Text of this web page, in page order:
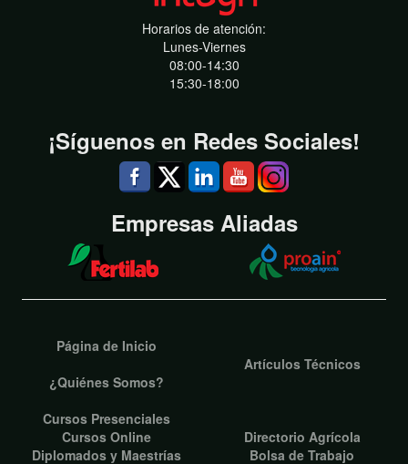
Horarios de atención:
Lunes-Viernes
08:00-14:30
15:30-18:00
¡Síguenos en Redes Sociales!
Empresas Aliadas
Página de Inicio
¿Quiénes Somos?
Artículos Técnicos
Cursos Presenciales
Cursos Online
Diplomados y Maestrías
Directorio Agrícola
Bolsa de Trabajo